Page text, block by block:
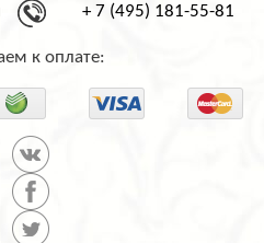
+ 7 (495) 181-55-81
к оплате: